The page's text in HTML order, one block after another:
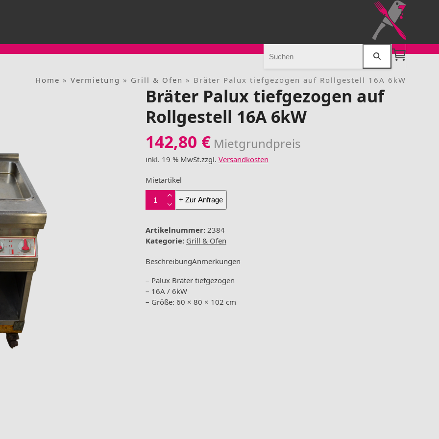
Home » Vermietung » Grill & Ofen » Bräter Palux tiefgezogen auf Rollgestell 16A 6kW
Bräter Palux tiefgezogen auf
Rollgestell 16A 6kW
142,80 €Mietgrundpreis
inkl. 19 % MwSt.zzgl. Versandkosten
Mietartikel
Bräter
Palux
auf
Rollgestell
6kW
+ Zur Anfrage
Artikelnummer: 2384
Kategorie: Grill & Ofen
BeschreibungAnmerkungen
– Palux Bräter tiefgezogen
– 16A / 6kW
– Größe: 60 × 80 × 102 cm